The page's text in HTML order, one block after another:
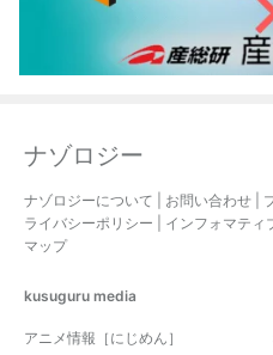
ナゾロジー
ナゾロジーについて お問い合わせ
ライバシーポリシー
インフォマティ
マップ
kusuguru media
アニメ情報［にじめん］